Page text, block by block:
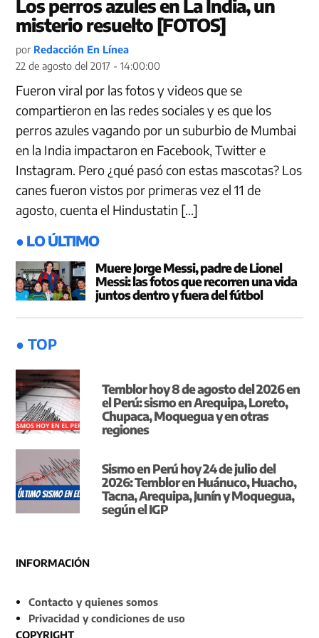
Los perros azules en La India, un
misterio resuelto [FOTOS]
por Redacción En Línea
22 de agosto del 2017 - 14:00:00
Fueron viral por las fotos y videos que se
compartieron en las redes sociales y es que los
perros azules vagando por un suburbio de Mumbai
en la India impactaron en Facebook, Twitter e
Instagram. Pero ¿qué pasó con estas mascotas? Los
canes fueron vistos por primeras vez el 11 de
agosto, cuenta el Hindustatin […]
● LO ÚLTIMO
Muere Jorge Messi, padre de Lionel
Messi: las fotos que recorren una vida
juntos dentro y fuera del fútbol
● TOP
Temblor hoy 8 de agosto del 2026 en
el Perú: sismo en Arequipa, Loreto,
Chupaca, Moquegua y en otras
regiones
Sismo en Perú hoy 24 de julio del
2026: Temblor en Huánuco, Huacho,
Tacna, Arequipa, Junín y Moquegua,
según el IGP
INFORMACIÓN
Contacto y quienes somos
Privacidad y condiciones de uso
COPYRIGHT